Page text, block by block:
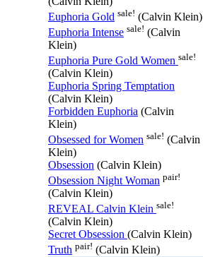
Euphoria Gold sale! (Calvin Klein)
Euphoria Intense sale! (Calvin
Klein)
Euphoria Pure Gold Women sale!
(Calvin Klein)
Euphoria Spring Temptation
(Calvin Klein)
Forbidden Euphoria (Calvin
Klein)
Obsessed for Women sale! (Calvin
Klein)
Obsession (Calvin Klein)
Obsession Night Woman pair!
(Calvin Klein)
REVEAL Calvin Klein sale!
(Calvin Klein)
Secret Obsession (Calvin Klein)
Truth pair! (Calvin Klein)